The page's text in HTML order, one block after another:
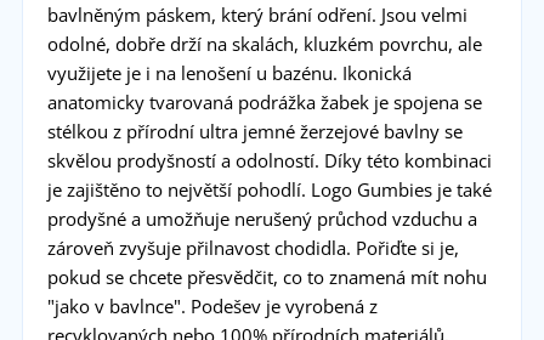
bavlněným páskem, který brání odření. Jsou velmi
odolné, dobře drží na skalách, kluzkém povrchu, ale
využijete je i na lenošení u bazénu. Ikonická
anatomicky tvarovaná podrážka žabek je spojena se
stélkou z přírodní ultra jemné žerzejové bavlny se
skvělou prodyšností a odolností. Díky této kombinaci
je zajištěno to největší pohodlí. Logo Gumbies je také
prodyšné a umožňuje nerušený průchod vzduchu a
zároveň zvyšuje přilnavost chodidla. Pořiďte si je,
pokud se chcete přesvědčit, co to znamená mít nohu
"jako v bavlnce". Podešev je vyrobená z
recyklovaných nebo 100% přírodních materiálů.